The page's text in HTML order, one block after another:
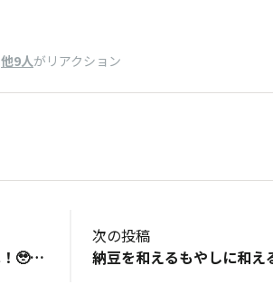
他9人がリアクション
Xのススムくん…めっちゃ可愛いですね！🥹ご飯がススムの公式さまが引用されていました🌟→Xススムくん公式投稿https://x.com/p_susumu_ofcl/status/2072944642547650700?s=20
次の投稿
納豆を和えるもやしに和え